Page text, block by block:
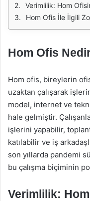
Verimlilik: Hom
Hom Ofis İle İlgili
Hom Ofis
Hom ofis, bireylerin
uzaktan çalışarak
model, internet ve
hale gelmiştir.
işlerini yapabilir,
katılabilir ve iş
son yıllarda pandemi
bu çalışma biçiminin
Verimlilik: